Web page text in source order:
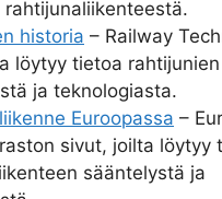
rahtijunaliikenteestä.
historia – Railway
löytyy tietoa rahtijunien
ja teknologiasta.
Euroopassa –
sivut, joilta löytyy
sääntelystä ja